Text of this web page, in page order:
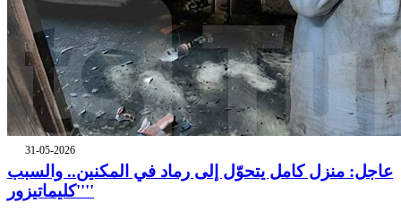
31-05-2026
عاجل: منزل كامل يتحوّل إلى رماد في المكنين.. والسبب
''كليماتيزور''